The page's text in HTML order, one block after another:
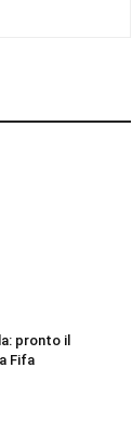
pronto il
Fifa